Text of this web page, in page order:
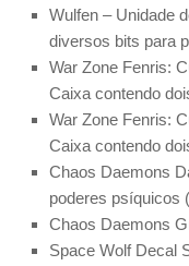
Wulfen – Unidade
diversos bits para
War Zone Fenris:
Caixa contendo
War Zone Fenris:
Caixa contendo
Chaos Daemons
poderes psíquicos
Chaos Daemons
Space Wolf Decal